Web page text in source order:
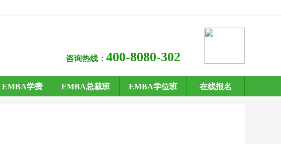
咨询热线： 400-8080-302
EMBA学费 EMBA总裁班 EMBA学位班 在线报名